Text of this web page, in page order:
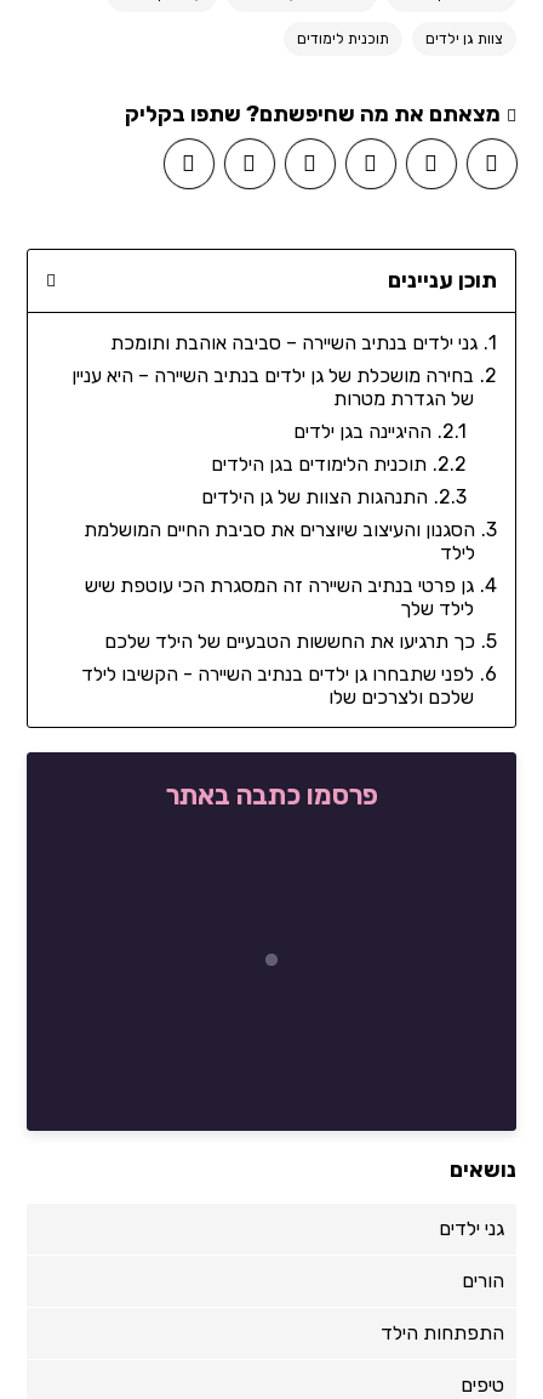
צוות גן ילדים תוכנית לימודים
מצאתם את מה שחיפשתם? שתפו בקליק
תוכן עניינים
גני ילדים בנתיב השיירה – סביבה אוהבת ותומכת
בחירה מושכלת של גן ילדים בנתיב השיירה – היא עניין
של הגדרת מטרות
ההיגיינה בגן ילדים
תוכנית הלימודים בגן הילדים
התנהגות הצוות של גן הילדים
הסגנון והעיצוב שיוצרים את סביבת החיים המושלמת
לילד
גן פרטי בנתיב השיירה זה המסגרת הכי עוטפת שיש
לילד שלך
כך תרגיעו את החששות הטבעיים של הילד שלכם
לפני שתבחרו גן ילדים בנתיב השיירה - הקשיבו לילד
שלכם ולצרכים שלו
פרסמו כתבה באתר
נושאים
גני ילדים
הורים
התפתחות הילד
טיפים